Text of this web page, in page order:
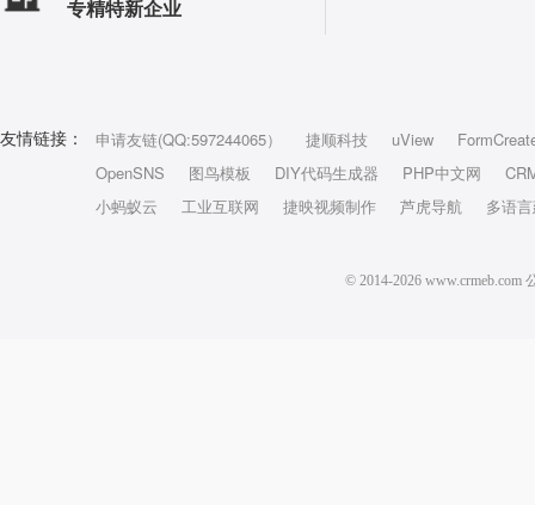
专精特新企业
友情链接： 申请友链(QQ:597244065） 捷顺科技 uView
OpenSNS
图鸟模板 DIY代码生成器 PHP中文网
小蚂蚁云
工业互联网 捷映视频制作 芦虎导航 多语
© 2014-2026